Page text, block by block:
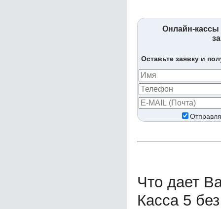
Онлайн-
Оставьте заявку и
Что дает
Касса 5